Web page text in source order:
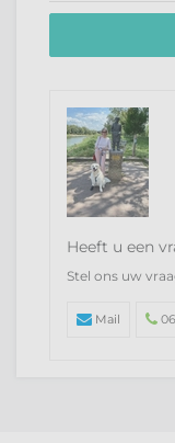
Heeft u een
Stel ons uw
Mail